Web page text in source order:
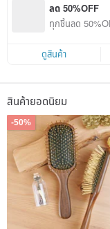
Simple – no unnecessary
The finest materials are
Focused on
Perhaps my design story
many people are often
I welcome all customers to
can watch me make
I love it, I'm passionate
ลด 50%OFF
ทุกชิ้นลด
ดูสินค้า
สินค้ายอดนิยม
-50%